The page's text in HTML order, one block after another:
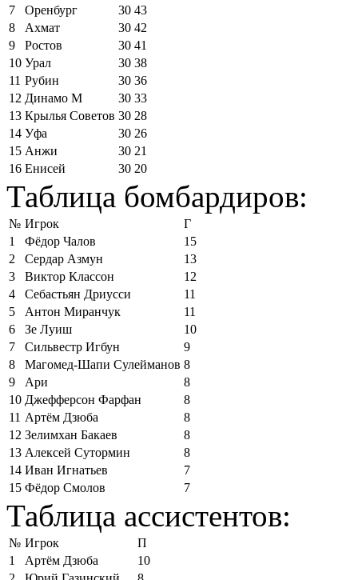
7
Оренбург 30 43
8
Ахмат 30 42
9
Ростов 30 41
10 Урал 30 38
11 Рубин 30 36
12 Динамо М 30 33
13 Крылья Советов 30 28
14 Уфа 30 26
15 Анжи 30 21
16 Енисей 30 20
Таблица бомбардиров:
№ Игрок
Г
1
Фёдор Чалов
15
2
Сердар Азмун
13
3
Виктор Классон
12
4
Себастьян Дриусси
11
5
Антон Миранчук
11
6
Зе Луиш
10
7
Сильвестр Игбун
9
8
Магомед-Шапи Сулейманов 8
9
Ари
8
10 Джефферсон Фарфан
8
11 Артём Дзюба
8
12 Зелимхан Бакаев
8
13 Алексей Сутормин
8
14 Иван Игнатьев
7
15 Фёдор Смолов 7
Таблица ассистентов:
№ Игрок
П
1
Артём Дзюба
10